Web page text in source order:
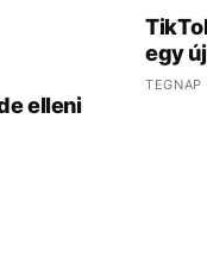
elleni
egy